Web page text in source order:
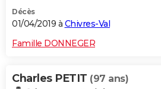
Décès
01/04/2019 à Chivres-Val
Famille DONNEGER
Charles PETIT (97 ans)